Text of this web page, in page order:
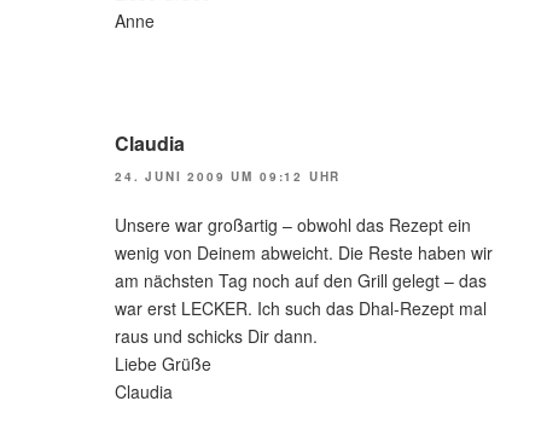
Anne
Claudia
24. JUNI 2009 UM 09:12 UHR
Unsere war großartig – obwohl das Rezept ein
wenig von Deinem abweicht. Die Reste haben wir
am nächsten Tag noch auf den Grill gelegt – das
war erst LECKER. Ich such das Dhal-Rezept mal
raus und schicks Dir dann.
Liebe Grüße
Claudia